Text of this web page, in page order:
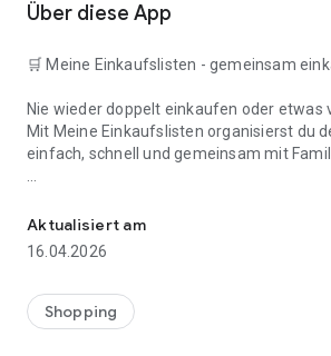
Über diese App
🛒 Meine Einkaufslisten - gemeinsam
Nie wieder doppelt einkaufen oder etwas
Mit Meine Einkaufslisten organisierst du
einfach, schnell und gemeinsam mit
👨‍👩‍👧 Gemeinsame Einkaufslisten in
⚡ Superschnell & einfach: Liste in
sofort loslegen.
Aktualisiert am
16.04.2026
Shopping